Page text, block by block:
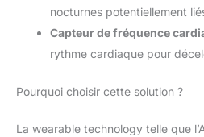
nocturnes potentiellement
Capteur de fréquence
rythme cardiaque pour
Pourquoi choisir cette solution ?
La wearable technology telle que